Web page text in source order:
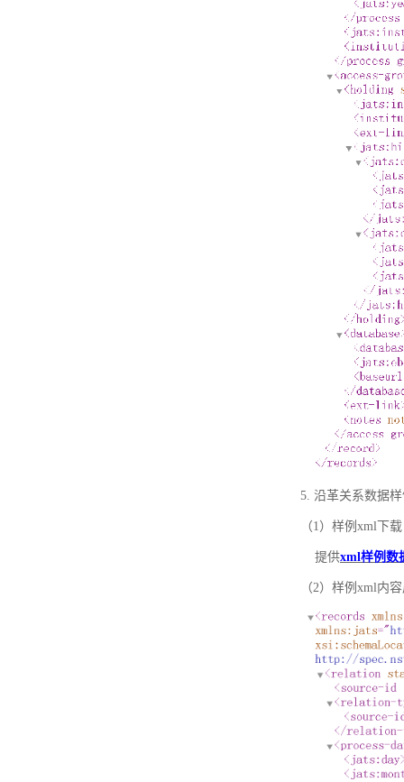
5. 沿革关系数据
（1）样例xml下载
提供xml样例数
（2）样例xml内